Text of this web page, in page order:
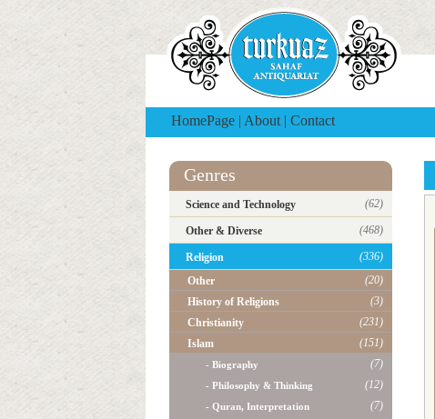
HomePage | About | Contact
Genres
Science and Technology (62)
Other & Diverse (468)
Religion
(336)
Other
(20)
History of Religions
(3)
Christianity
(231)
Islam
(151)
- Biography (7)
- Philosophy & Thinking (12)
- Quran, Interpretation (7)